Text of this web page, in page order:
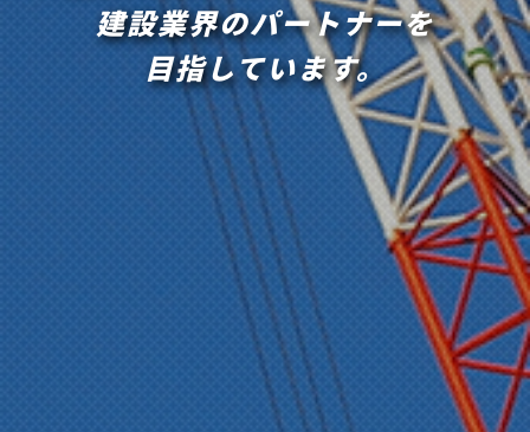
建設業界のパートナーを
目指しています。